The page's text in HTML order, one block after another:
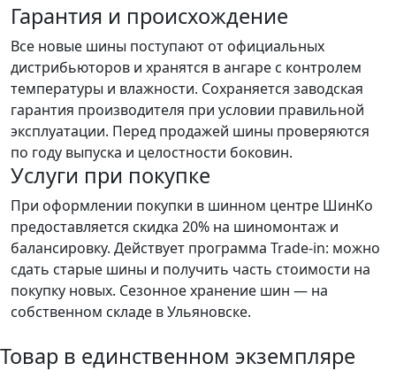
Гарантия и происхождение
Все новые шины поступают от официальных
дистрибьюторов и хранятся в ангаре с контролем
температуры и влажности. Сохраняется заводская
гарантия производителя при условии правильной
эксплуатации. Перед продажей шины проверяются
по году выпуска и целостности боковин.
Услуги при покупке
При оформлении покупки в шинном центре ШинКо
предоставляется скидка 20% на шиномонтаж и
балансировку. Действует программа Trade-in: можно
сдать старые шины и получить часть стоимости на
покупку новых. Сезонное хранение шин — на
собственном складе в Ульяновске.
Товар в единственном экземпляре